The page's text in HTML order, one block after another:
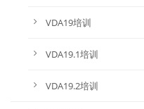
VDA19培训
VDA19.1培训
VDA19.2培训